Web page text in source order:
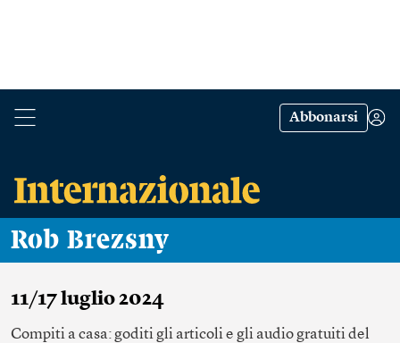
Abbonarsi
Rob Brezsny
11/17 luglio 2024
Compiti a casa: goditi gli articoli e gli audio gratuiti del